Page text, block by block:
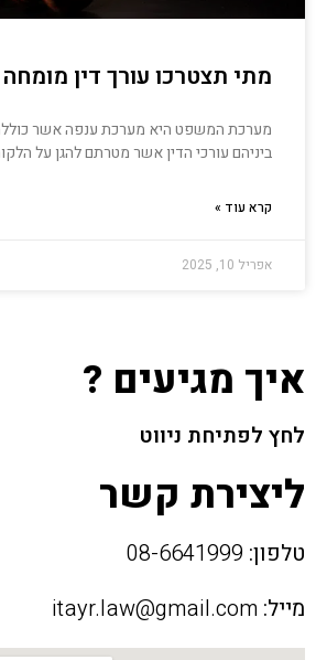
מתי תצטרכו עורך דין מומחה
מערכת המשפט היא מערכת ענפה אשר
ביניהם עורכי הדין אשר מטרתם להגן על
קרא עוד »
אפריל 10, 2025
איך מגיעים ?
לחץ לפתיחת ניווט
ליצירת קשר
טלפון:
מייל: itayr.law@gmail.com